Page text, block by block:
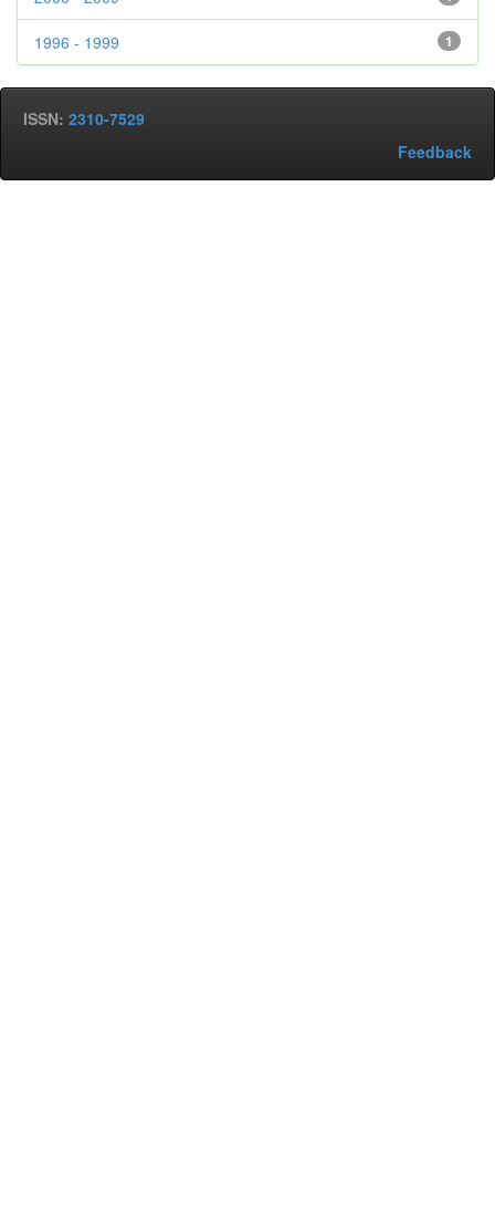
1
1996 - 1999
ISSN: 2310-7529
Feedback